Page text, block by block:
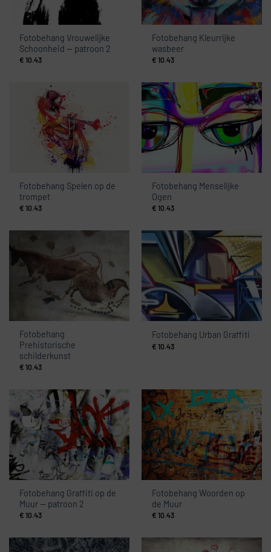
Fotobehang Vrouwelijke
Schoonheid — patroon 2
€ 10.43
Fotobehang Kleurrijke
wasbeer
€ 10.43
Fotobehang Spelen op de
trompet
€ 10.43
Fotobehang Menselijke
Ogen
€ 10.43
Fotobehang
Prehistorische
schilderkunst
€ 10.43
Fotobehang Urban Graffiti
€ 10.43
Fotobehang Graffiti op de
Muur — patroon 2
€ 10.43
Fotobehang Woorden op
de Muur
€ 10.43